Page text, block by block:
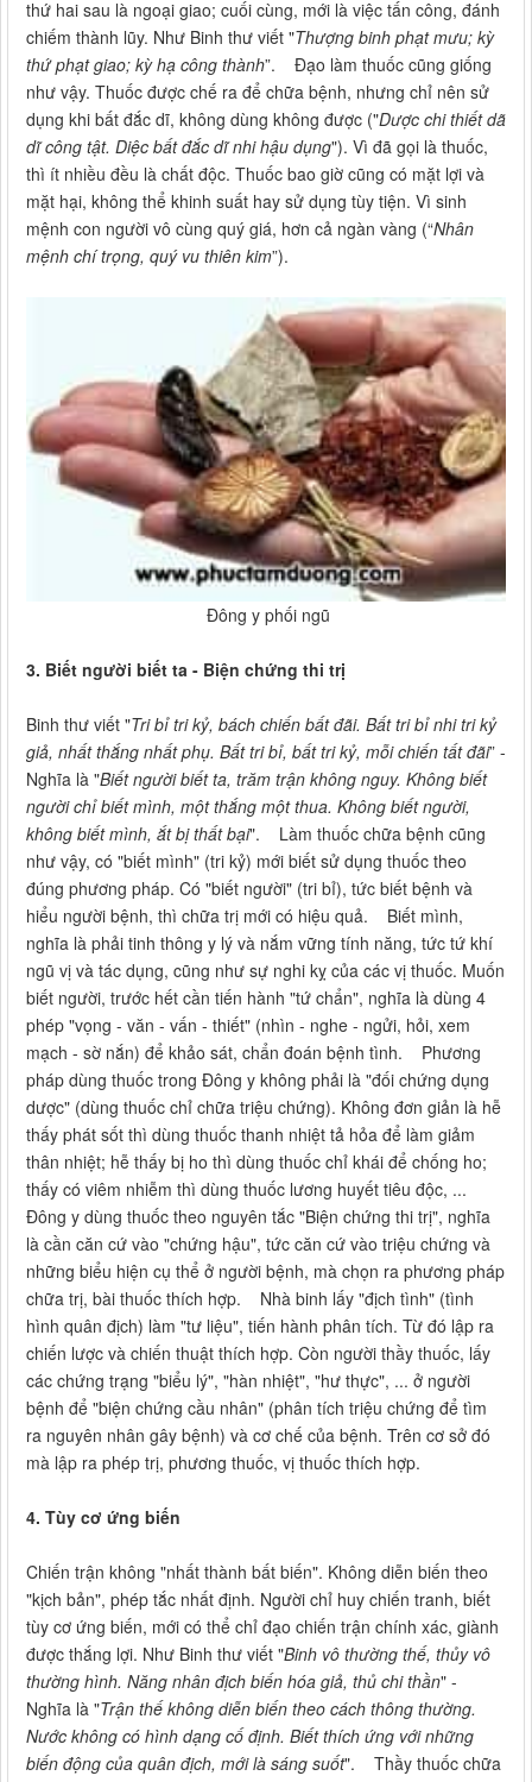
thứ hai sau là ngoại giao; cuối cùng, mới là việc tấn công, đánh
chiếm thành lũy. Như Binh thư viết "Thượng binh phạt mưu; kỳ
thứ phạt giao; kỳ hạ công thành”. Đạo làm thuốc cũng giống
như vậy. Thuốc được chế ra để chữa bệnh, nhưng chỉ nên sử
dụng khi bất đắc dĩ, không dùng không được ("Dược chi thiết dã
dĩ công tật. Diệc bất đắc dĩ nhi hậu dụng"). Vì đã gọi là thuốc,
thì ít nhiều đều là chất độc. Thuốc bao giờ cũng có mặt lợi và
mặt hại, không thể khinh suất hay sử dụng tùy tiện. Vì sinh
mệnh con người vô cùng quý giá, hơn cả ngàn vàng (“Nhân
mệnh chí trọng, quý vu thiên kim”).
Đông y phối ngũ
3. Biết người biết ta - Biện chứng thi trị
Binh thư viết "Tri bỉ tri kỷ, bách chiến bất đãi. Bất tri bỉ nhi tri kỷ
giả, nhất thắng nhất phụ. Bất tri bỉ, bất tri kỷ, mỗi chiến tất đãi” -
Nghĩa là "Biết người biết ta, trăm trận không nguy. Không biết
người chỉ biết mình, một thắng một thua. Không biết người,
không biết mình, ắt bị thất bại". Làm thuốc chữa bệnh cũng
như vậy, có "biết mình" (tri kỷ) mới biết sử dụng thuốc theo
đúng phương pháp. Có "biết người" (tri bỉ), tức biết bệnh và
hiểu người bệnh, thì chữa trị mới có hiệu quả. Biết mình,
nghĩa là phải tinh thông y lý và nắm vững tính năng, tức tứ khí
ngũ vị và tác dụng, cũng như sự nghi kỵ của các vị thuốc. Muốn
biết người, trước hết cần tiến hành "tứ chẩn", nghĩa là dùng 4
phép "vọng - văn - vấn - thiết" (nhìn - nghe - ngửi, hỏi, xem
mạch - sờ nắn) để khảo sát, chẩn đoán bệnh tình. Phương
pháp dùng thuốc trong Đông y không phải là "đối chứng dụng
dược" (dùng thuốc chỉ chữa triệu chứng). Không đơn giản là hễ
thấy phát sốt thì dùng thuốc thanh nhiệt tả hỏa để làm giảm
thân nhiệt; hễ thấy bị ho thì dùng thuốc chỉ khái để chống ho;
thấy có viêm nhiễm thì dùng thuốc lương huyết tiêu độc, ...
Đông y dùng thuốc theo nguyên tắc "Biện chứng thi trị", nghĩa
là cần căn cứ vào "chứng hậu", tức căn cứ vào triệu chứng và
những biểu hiện cụ thể ở người bệnh, mà chọn ra phương pháp
chữa trị, bài thuốc thích hợp. Nhà binh lấy "địch tình" (tình
hình quân địch) làm "tư liệu", tiến hành phân tích. Từ đó lập ra
chiến lược và chiến thuật thích hợp. Còn người thầy thuốc, lấy
các chứng trạng "biểu lý", "hàn nhiệt", "hư thực", ... ở người
bệnh để "biện chứng cầu nhân" (phân tích triệu chứng để tìm
ra nguyên nhân gây bệnh) và cơ chế của bệnh. Trên cơ sở đó
mà lập ra phép trị, phương thuốc, vị thuốc thích hợp.
4. Tùy cơ ứng biến
Chiến trận không "nhất thành bất biến". Không diễn biến theo
"kịch bản", phép tắc nhất định. Người chỉ huy chiến tranh, biết
tùy cơ ứng biến, mới có thể chỉ đạo chiến trận chính xác, giành
được thắng lợi. Như Binh thư viết "Binh vô thường thế, thủy vô
thường hình. Năng nhân địch biến hóa giả, thủ chi thần" -
Nghĩa là "Trận thế không diễn biến theo cách thông thường.
Nước không có hình dạng cố định. Biết thích ứng với những
biến động của quân địch, mới là sáng suốt". Thầy thuốc chữa